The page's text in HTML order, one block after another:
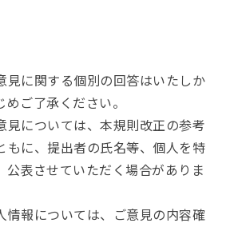
に関する個別の回答はいたしか
ご了承ください。
については、本規則改正の参考
もに、提出者の氏名等、個人を特
公表させていただく場合がありま
報については、ご意見の内容確